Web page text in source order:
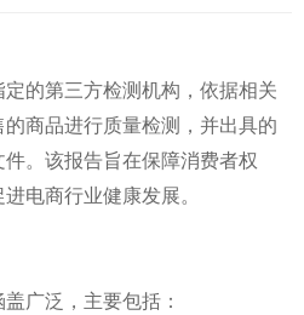
的第三方检测机构，依据相关
商品进行质量检测，并出具的
。该报告旨在保障消费者权
电商行业健康发展。
广泛，主要包括：